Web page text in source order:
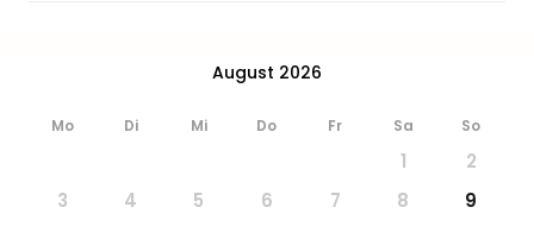
August 2026
Mo Di Mi Do Fr Sa So
1
2
3
4 5 6 7 8
9